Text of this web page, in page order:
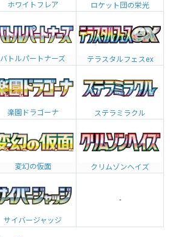
ホワイトフレア ロケット団の栄光
バトルパートナーズ テラスタルフェスex
楽園ドラゴーナ ステラミラクル
変幻の仮面 クリムゾンヘイズ
サイバージャッジ
-